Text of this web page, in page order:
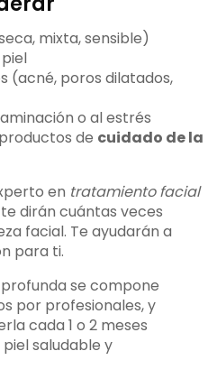
mixta, sensible)
(acné, poros dilatados,
o al estrés
de cuidado de la
en tratamiento facial
te dirán cuántas veces
facial. Te ayudarán a
para ti.
se compone
por profesionales, y
cada 1 o 2 meses
saludable y